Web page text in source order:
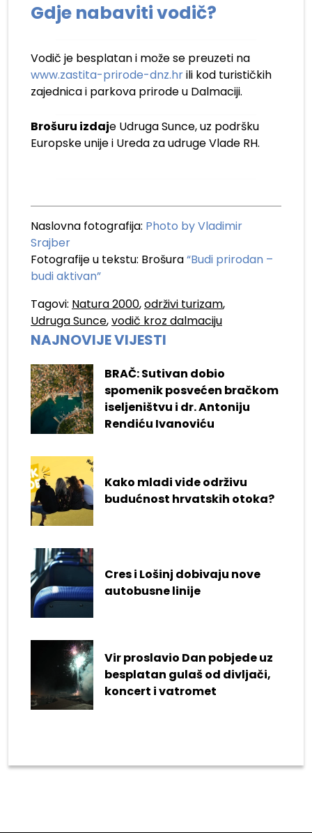
Gdje nabaviti vodič?
Vodič je besplatan i može se preuzeti na
www.zastita-prirode-dnz.hrili kod turističkih
zajednica i parkova prirode u Dalmaciji.
Brošuru izdaje Udruga Sunce, uz podršku
Europske unije i Ureda za udruge Vlade RH.
Naslovna fotografija: Photo by Vladimir
Srajber
Fotografije u tekstu: Brošura“Budi prirodan –
budi aktivan”
Tagovi: Natura 2000,održivi turizam,
Udruga Sunce,vodič kroz dalmaciju
NAJNOVIJE VIJESTI
BRAČ: Sutivan dobio
spomenik posvećen bračkom
iseljeništvu i dr. Antoniju
Rendiću Ivanoviću
Kako mladi vide održivu
budućnost hrvatskih otoka?
Cres i Lošinj dobivaju nove
autobusne linije
Vir proslavio Dan pobjede uz
besplatan gulaš od divljači,
koncert i vatromet